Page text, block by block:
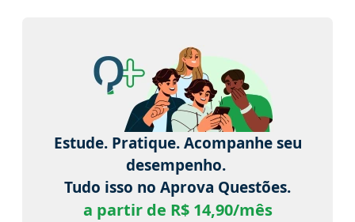
Estude. Pratique. Acompanhe seu
desempenho.
Tudo isso no Aprova Questões.
a partir de R$ 14,90/mês